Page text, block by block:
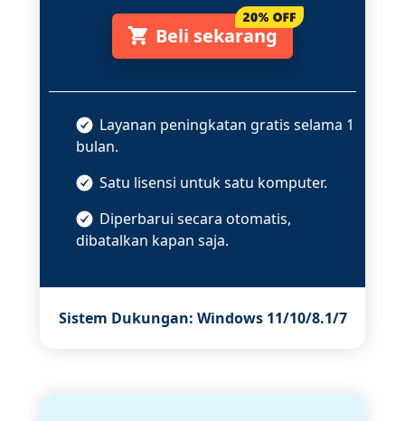
Beli sekarang
Layanan peningkatan gratis selama 1
bulan.
Satu lisensi untuk satu komputer.
Diperbarui secara otomatis,
dibatalkan kapan saja.
Sistem Dukungan: Windows 11/10/8.1/7